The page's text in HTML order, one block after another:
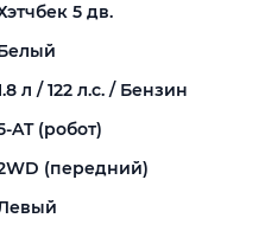
5 дв.
л / 122 л.с. / Бензин
AT (робот)
(передний)